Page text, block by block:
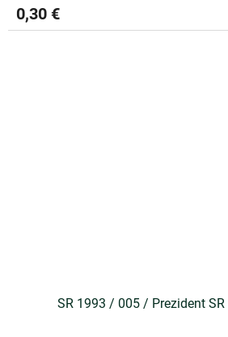
0,30 €
SR 1993 / 005 / Prezident